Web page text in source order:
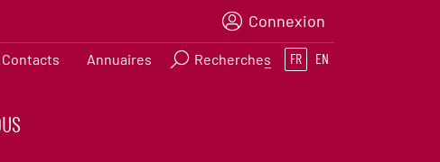
Connexion
Contacts Annuaires Recherches FR EN